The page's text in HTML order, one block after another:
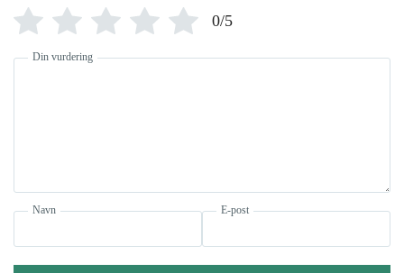
0/5
Din vurdering
Navn E-post